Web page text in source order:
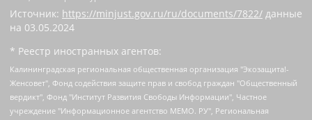
Источник: https://minjust.gov.ru/ru/documents/7822/ данные
на 03.05.2024
* Реестр иностранных агентов:
Калининградская региональная общественная организация "Экозащита!-Женсовет", Фонд содействия защите прав и свобод граждан "Общественный вердикт", Фонд "Институт Развития Свободы Информации", Частное учреждение "Информационное агентство МЕМО. РУ", Региональная общественная организация "Общественная комиссия по сохранению наследия академика Сахарова", Фонд поддержки свободы прессы, Санкт-Петербургская общественная правозащитная организация "Гражданский контроль", Межрегиональная общественная организация "Информационно-просветительский центр "Мемориал", Региональный Фонд "Центр Защиты Прав Средств Массовой Информации", с 05.12.2023 Фонд "Центр Защиты Прав Средств массовой информации", Региональная общественная благотворительная организация помощи беженцам и мигрантам "Гражданское содействие", Негосударственное образовательное учреждение дополнительного профессионального образования (повышение квалификации) специалистов "АКАДЕМИЯ ПО ПРАВАМ ЧЕЛОВЕКА", Свердловская региональная общественная организация "Сутяжник", Автономная некоммерческая организация "Центр независимых социологических исследований", Союз общественных объединений "Российский исследовательский центр по правам человека", Региональное общественное учреждение научно-информационный центр "МЕМОРИАЛ", Некоммерческая организация "Фонд защиты гласности", Автономная некоммерческая организация "Институт прав человека", Городская общественная организация "Екатеринбургское общество "МЕМОРИАЛ", Городская общественная организация "Рязанское историко-просветительское и правозащитное общество "Мемориал" (Рязанский Мемориал), Челябинский региональный орган общественной самодеятельности – женское общественное объединение "Женщины Евразии", Челябинский региональный орган общественной самодеятельности "Уральская правозащитная группа", Фонд содействия защите здоровья и социальной справедливости имени Андрея Рылькова, Автономная Некоммерческая Организация "Аналитический Центр Юрия Левады", Автономная некоммерческая организация социальной поддержки населения "Проект Апрель", Региональная общественная организация помощи женщинам и детям, находящимся в кризисной ситуации "Информационно-методический центр "Анна", Фонд содействия развитию массовых коммуникаций и правовому просвещению "Так-так-Так", Фонд содействия устойчивому развитию "Серебряная тайга", Свердловский региональный общественный фонд социальных проектов "Новое время", "Idel.Реалии", Кавказ.Реалии, Крым.Реалии, Телеканал Настоящее Время, Татаро-башкирская служба Радио Свобода (Azatliq Radiosi), Радио Свободная Европа/Радио Свобода (PCE/PC), "Сибирь.Реалии", "Фактограф", Благотворительный фонд помощи осужденным и их семьям, Автономная некоммерческая организация "Институт глобализации и социальных движений", Фонд "В защиту прав заключенных", Частное учреждение "Центр поддержки и содействия развитию средств массовой информации", Пензенский региональный общественный благотворительный фонд "Гражданский союз", "Север.Реалии", Некоммерческая организация Фонд "Правовая инициатива", Общество с ограниченной ответственностью "Радио Свободная Европа/Радио Свобода", Чешское информационное агентство "MEDIUM-ORIENT", Красноярская региональная общественная организация "Мы против СПИДа", Камалягин Денис Николаевич, Маркелов Сергей Евгеньевич, Пономарев Лев Александрович, Савицкая Людмила Алексеевна, Автономная некоммерческая организация "Центр по работе с проблемой насилия "НАСИЛИЮ.НЕТ", Межрегиональный профессиональный союз работников здравоохранения "Альянс врачей", Юридическое лицо, зарегистрированное в Латвийской Республике, SIA "Medusa Project" (регистрационный номер 40103797863, дата регистрации 10.06.2014), Некоммерческая организация "Фонд по борьбе с коррупцией", Автономная некоммерческая организация "Институт права и публичной политики", Баданин Роман Сергеевич, Гликин Максим Александрович, Железнова Мария Михайловна, Лукьянова Юлия Сергеевна, Маетная Елизавета Витальевна, Маняхин Петр Борисович, Чуракова Ольга Владимировна, Ярош Юлия Петровна, Юридическое лицо "The Insider SIA", зарегистрированное в Риге, Латвийская Республика (дата регистрации 26.06.2015), являющееся администратором доменного имени интернет-издания "The Insider SIA", https://theins.ru, Постернак Алексей Евгеньевич, Рубин Михаил Аркадьевич, Анин Роман Александрович, Юридическое лицо Istories fonds, зарегистрированное в Латвийской Республике (регистрационный номер 50008295751, дата регистрации 24.02.2020), Великовский Дмитрий Александрович, Долинина Ирина Николаевна, Мароховская Алеся Алексеевна, Шлейнов Роман Юрьевич, Шмагун Олеся Валентиновна, Общество с ограниченной ответственностью "Альтаир 2021", Общество с ограниченной ответственностью "Вега 2021", Общество с ограниченной ответственностью "Главный редактор 2021", Общество с ограниченной ответственностью "Ромашки монолит", Важенков Артем Валерьевич, Ивановская областная общественная организация "Центр гендерных исследований", Гурман Юрий Альбертович, Медиапроект "ОВД-Инфо", Егоров Владимир Владимирович, Жилинский Владимир Александрович, Общество с ограниченной ответственностью "ЗП", Иванова София Юрьевна, Карезина Инна Павловна, Кильтау Екатерина Викторовна, Петров Алексей Викторович, Пискунов Сергей Евгеньевич, Смирнов Сергей Сергеевич, Тихонов Михаил Сергеевич, Общество с ограниченной ответственностью "ЖУРНАЛИСТ-ИНОСТРАННЫЙ АГЕНТ", Арапова Галина Юрьевна, Вольтская Татьяна Анатольевна, Американская компания "Mason G.E.S. Anonymous Foundation" (США), являющаяся владельцем интернет-издания https://mnews.world/, Компания "Stichting Bellingcat", зарегистрированная в Нидерландах (дата регистрации 11.07.2018), Захаров Андрей Вячеславович, Клепиковская Екатерина Дмитриевна, Общество с ограниченной ответственностью "МЕМО", Перл Роман Александрович, Симонов Евгений Алексеевич, Соловьева Елена Анатольевна, Сотников Даниил Владимирович, Сурначева Елизавета Дмитриевна, Автономная некоммерческая организация по защите прав человека и информированию населения "Якутия – Наше Мнение", Общество с ограниченной ответственностью "Москоу диджитал медиа", с 26.01.2023 Общество с ограниченной ответственностью "Чайка Белые сады", Ветошкина Валерия Валерьевна, Заговора Максим Александрович, Межрегиональное общественное движение "Российская ЛГБТ - сеть", Оленичев Максим Владимирович, Павлов Иван Юрьевич, Скворцова Елена Сергеевна, Общество с ограниченной ответственностью "Как бы инагент", Кочетков Игорь Викторович, Общество с ограниченной ответственностью "Честные выборы", Еланчик Олег Александрович, Общество с ограниченной ответственностью "Нобелевский призыв", Гималова Регина Эмилевна, Григорьев Андрей Валерьевич, Григорьева Алина Александровна, Ассоциация по содействию защите прав призывников, альтернативнослужащих и военнослужащих "Правозащитная группа "Гражданин.Армия.Право", Хисамова Регина Фаритовна, Автономная некоммерческая организация по реализации социально-правовых программ "Лилит", Дальневосточное общественное движение "Маяк", Санкт-Петербургская ЛГБТ-инициативная группа "Выход", Инициативная группа ЛГБТ+ "Реверс", Алексеев Андрей Викторович, Бекбулатова Таисия Львовна, Беляев Иван Михайлович, Владыкина Елена Сергеевна, Гельман Марат Александрович, Никульшина Вероника Юрьевна, Толоконникова Надежда Андреевна, Шендерович Виктор Анатольевич, Общество с ограниченной ответственностью "Данное сообщение", Общество с ограниченной ответственностью Издательский дом "Новая глава", Айнбиндер Александра Александровна, Московский комьюнити-центр для ЛГБТ+инициатив, Благотворительный фонд развития филантропии, Deutsche Welle (Германия, Kurt-Schumacher-Strasse 3, 53113 Bonn), Борзунова Мария Михайловна, Воробьев Виктор Викторович, Голубева Анна Львовна, Константинова Алла Михайловна, Малкова Ирина Владимировна, Мурадов Мурад Абдулгалимович, Осетинская Елизавета Николаевна, Понасенков Евгений Николаевич, Ганапольский Матвей Юрьевич, Киселев Евгений Алексеевич, Борухович Ирина Григорьевна, Дремин Иван Тимофеевич, Дубровский Дмитрий Викторович, Красноярская региональная общественная организация поддержки и развития альтернативных образовательных технологий и межкультурных коммуникаций "ИНТЕРРА", Маяковская Екатерина Алексеевна, Фейгин Марк Захарович, Филимонов Андрей Викторович, Дзугкоева Регина Николаевна, Доброхотов Роман Александрович, Дудь Юрий Александрович, Елкин Сергей Владимирович, Кругликов Кирилл Игоревич, Сабунаева Мария Леонидовна, Семенов Алексей Владимирович, Шаинян Карен Багратович, Шульман Екатерина Михайловна, Асафьев Артур Валерьевич, Вахштайн Виктор Семенович, Венедиктов Алексей Алексеевич, Лушникова Екатерина Евгеньевна, Волков Леонид Михайлович, Невзоров Александр Глебович, Пархоменко Сергей Борисович, Сироткин Ярослав Николаевич, Кара-Мурза Владимир Владимирович, Баранова Наталья Владимировна, Гозман Леонид Яковлевич, Кагарлицкий Борис Юльевич, Климарев Михаил Валерьевич, Милов Владимир Станиславович, Автономная некоммерческая организация Краснодарский центр современного искусства "Типография", Моргенштерн Алишер Тагирович, Соболь Любовь Эдуардовна, Общество с ограниченной ответственностью "ЛИЗА НОРМ", Каспаров Гарри Кимович, Ходорковский Михаил Борисович, Общество с ограниченной ответственностью "Апрельские тезисы", Данилович Ирина Брониславовна, Кашин Олег Владимирович, Петров Николай Владимирович, Пивоваров Алексей Владимирович, Соколов Михаил Владимирович, Цветкова Юлия Владимировна, Чичваркин Евгений Александрович, Комитет против пыток/Команда против пыток, Общество с ограниченной ответственностью "Первый научный", Общество с ограниченной ответственностью "Вертолет и ко", Белоцерковская Вероника Борисовна, Кац Максим Евгеньевич, Лазарева Татьяна Юрьевна, Шаведдинов Руслан Табризович, Яшин Илья Валерьевич, Общество с ограниченной ответственностью "Иноагент ААВ", Алешковский Дмитрий Петрович, Альбац Евгения Марковна, Быков Дмитрий Львович, Галямина Юлия Евгеньевна, Лойко Сергей Леонидович, Мартынов Кирилл Константинович, Медведев Сергей Александрович, Крашенинников Федор Геннадиевич, Гордеева Катерина Вл